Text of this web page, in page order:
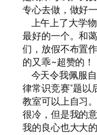
专心去做，做好
上午上了大学
最好的一个。和
们，放假不布置
的又乖~超赞的！
今天令我佩服
律常识竞赛”题以
教室可以上自习
很冷，但是我的
我的良心也大大